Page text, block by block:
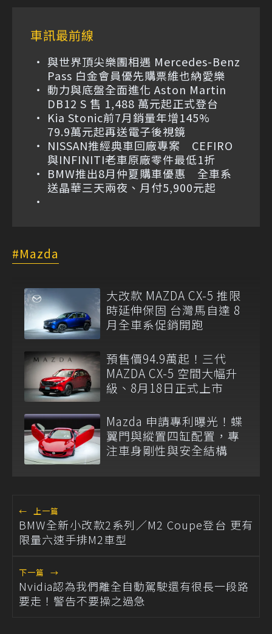
車訊最前線
與世界頂尖樂團相遇 Mercedes-Benz
Pass 白金會員優先購票維也納愛樂
動力與底盤全面進化 Aston Martin
DB12 S 售 1,488 萬元起正式登台
Kia Stonic前7月銷量年增145%
79.9萬元起再送電子後視鏡
NISSAN推經典車回廠專案 CEFIRO
與INFINITI老車原廠零件最低1折
BMW推出8月仲夏購車優惠 全車系
送晶華三天兩夜、月付5,900元起
Mazda
大改款 MAZDA CX-5 推限
時延伸保固 台灣馬自達 8
月全車系促銷開跑
預售價94.9萬起！三代
MAZDA CX-5 空間大幅升
級、8月18日正式上市
Mazda 申請專利曝光！蝶
翼門與縱置四缸配置，專
注車身剛性與安全結構
← 上一篇
BMW全新小改款2系列／M2 Coupe登台 更有
限量六速手排M2車型
下一篇 →
Nvidia認為我們離全自動駕駛還有很長一段路
要走！警告不要操之過急